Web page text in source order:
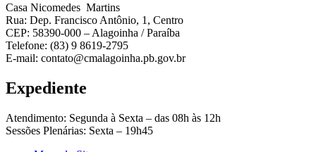
Casa Nicomedes Martins
Rua: Dep. Francisco Antônio, 1, Centro
CEP: 58390-000 – Alagoinha / Paraíba
Telefone: (83) 9 8619-2795
E-mail: contato@cmalagoinha.pb.gov.br
Expediente
Atendimento: Segunda à Sexta – das 08h às 12h
Sessões Plenárias: Sexta – 19h45